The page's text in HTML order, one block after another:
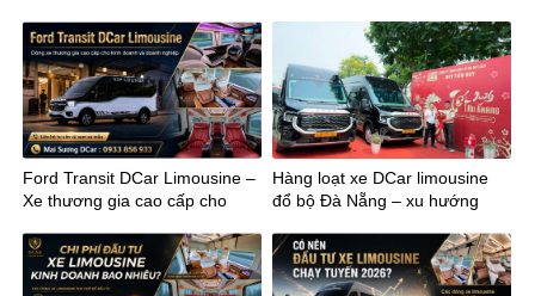
Ford Transit DCar Limousine –
Xe thương gia cao cấp cho
Hàng loạt xe DCar limousine
đổ bộ Đà Nẵng – xu hướng
miền Trung